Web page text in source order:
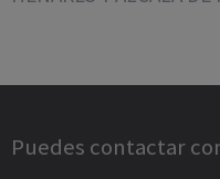
Puedes contactar